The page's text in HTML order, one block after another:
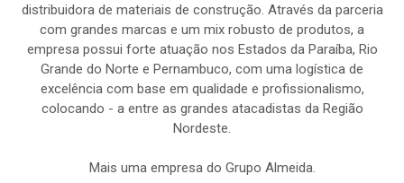
distribuidora de materiais de construção. Através da parceria
com grandes marcas e um mix robusto de produtos, a
empresa possui forte atuação nos Estados da Paraíba, Rio
Grande do Norte e Pernambuco, com uma logística de
excelência com base em qualidade e profissionalismo,
colocando - a entre as grandes atacadistas da Região
Nordeste.
Mais uma empresa do Grupo Almeida.